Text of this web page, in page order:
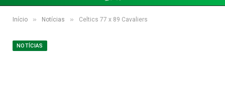
Início » Notícias » Celtics 77 x 89 Cavaliers
NOTÍCIAS